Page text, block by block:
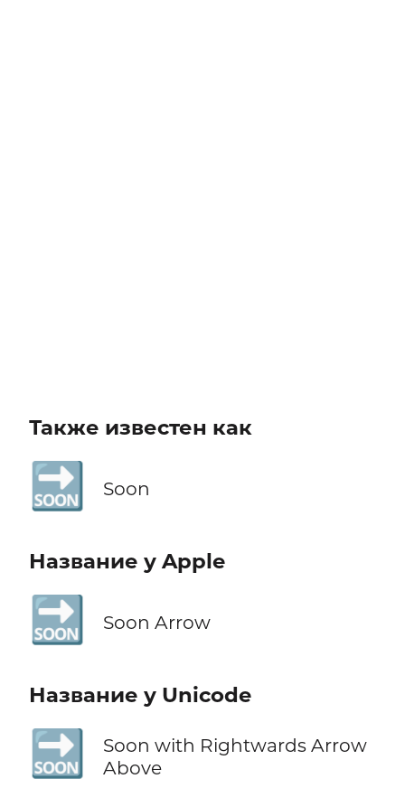
Также известен как
🔜 Soon
Название у Apple
🔜 Soon Arrow
Название у Unicode
🔜
Soon with Rightwards Arrow
Above